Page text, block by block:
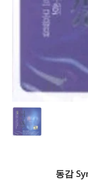
동감